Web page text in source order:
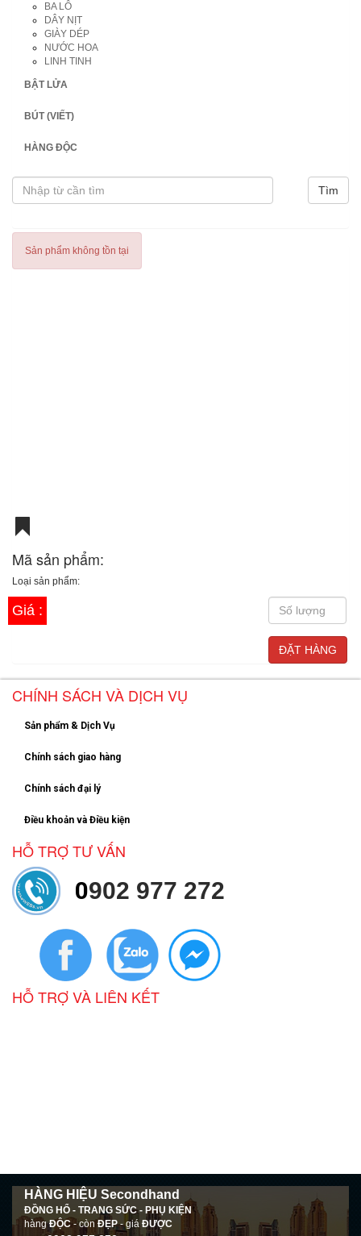
BA LÔ
DÂY NỊT
GIÀY DÉP
NƯỚC HOA
LINH TINH
BẬT LỬA
BÚT (VIẾT)
HÀNG ĐỘC
Sản phẩm không tồn tại
Mã sản phẩm:
Loại sản phẩm:
Giá :
CHÍNH SÁCH VÀ DỊCH VỤ
Sản phẩm & Dịch Vụ
Chính sách giao hàng
Chính sách đại lý
Điều khoản và Điều kiện
HỖ TRỢ TƯ VẤN
0902 977 272
HỖ TRỢ VÀ LIÊN KẾT
HÀNG HIỆU Secondhand
ĐỒNG HỔ - TRANG SỨC - PHỤ KIỆN
hàngĐỘC - còn ĐẸP- giá ĐƯỢC